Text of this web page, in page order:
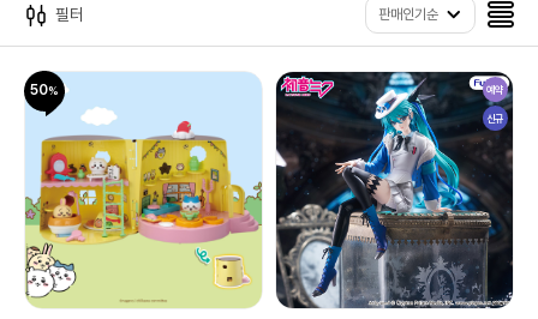
필터 판매인기순
50 예약
신규